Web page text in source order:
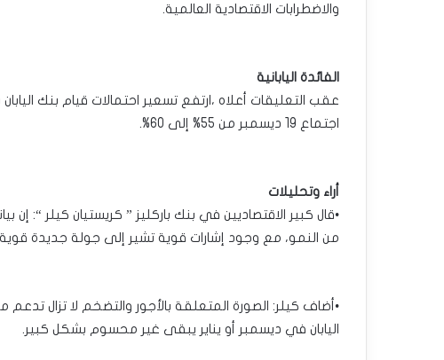
والاضطرابات الاقتصادية العالمية.
الفائدة اليابانية
عقب التعليقات أعلاه ،ارتفع تسعير احتمالات قيام بنك
اجتماع 19 ديسمبر من 55% إلى 60%.
أراء وتحليلات
•قال كبير الاقتصاديين في بنك باركليز ” كريستيان كيلر “: إن
من النمو، مع وجود إشارات قوية تشير إلى جولة جديدة
•أضاف كيلر: الصورة المتعلقة بالأجور والتضخم لا تزال تدعم
اليابان في ديسمبر أو يناير يبقى غير محسوم بشكل كبير.